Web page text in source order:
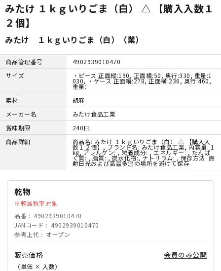
みたけ １ｋｇいりごま（白） △ 【購入入数１
２個】
みたけ １ｋｇいりごま（白）（業）
商品管理番号
4902939010470
サイズ
・ピース 正面縦:190, 正面横:50, 奥行:330, 重量:1
030, ・ケース 正面縦:278, 正面横:236, 奥行:460,
重量:
素材
胡麻
メーカー名
みたけ食品工業
賞味期限
240日
商品詳細
商品名: みたけ １ｋｇいりごま（白） △ 【購入入
数１２個】, ブランド名: みたけ食品工業, 内容量: 1
kg, アレルゲン: , 栄養成分: , エネルギー: , たんぱ
く質: , 脂質: , 炭水化物:, ナトリウム: , 保存方法: 直
射日光および高温多湿の場所を避けて保存
乾物
軽減税率対象
品番
4902939010470
JANコード
4902939010470
参考上代
オープン
販売価格
（単価 × 入数）
会員のみ公開